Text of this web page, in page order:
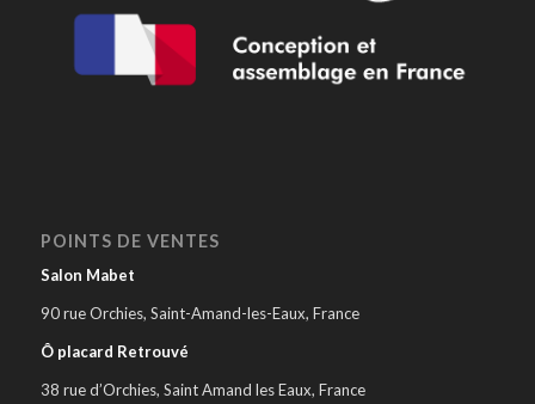
POINTS DE VENTES
Salon Mabet
90 rue Orchies, Saint-Amand-les-Eaux, France
Ô placard Retrouvé
38 rue d’Orchies, Saint Amand les Eaux, France